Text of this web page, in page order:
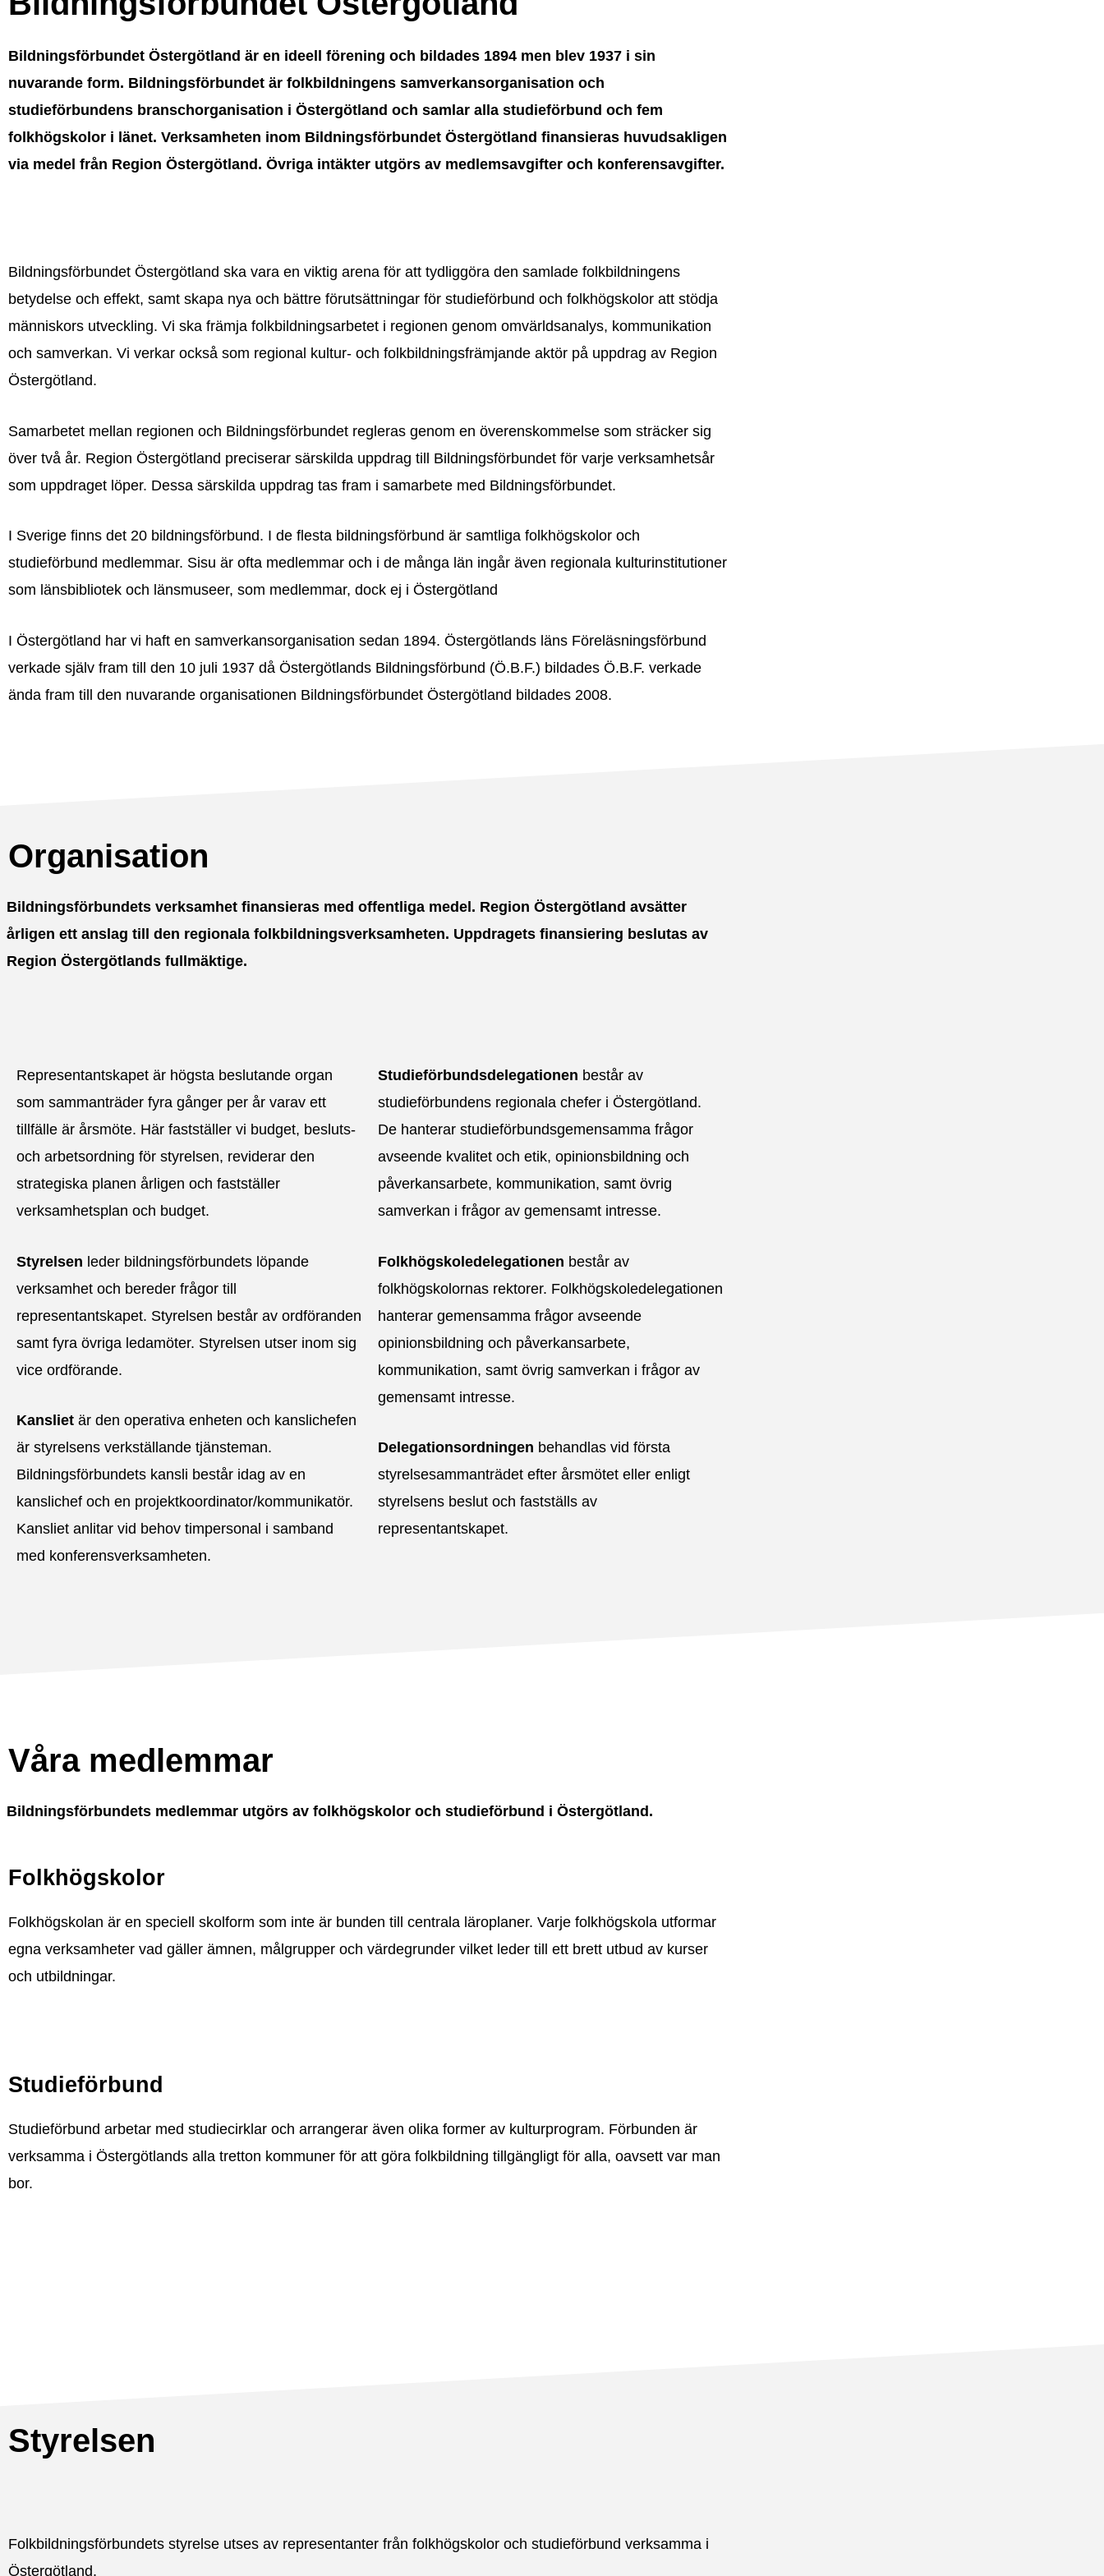
Bildningsförbundet Östergötland är en ideell förening och bildades 1894 men blev 1937 i sin
nuvarande form. Bildningsförbundet är folkbildningens samverkansorganisation och
studieförbundens branschorganisation i Östergötland och samlar alla studieförbund och fem
folkhögskolor i länet. Verksamheten inom Bildningsförbundet Östergötland finansieras huvudsakligen
via medel från Region Östergötland. Övriga intäkter utgörs av medlemsavgifter och konferensavgifter.
Bildningsförbundet Östergötland ska vara en viktig arena för att tydliggöra den samlade folkbildningens
betydelse och effekt, samt skapa nya och bättre förutsättningar för studieförbund och folkhögskolor att stödja
människors utveckling. Vi ska främja folkbildningsarbetet i regionen genom omvärldsanalys, kommunikation
och samverkan. Vi verkar också som regional kultur- och folkbildningsfrämjande aktör på uppdrag av Region
Östergötland.
Samarbetet mellan regionen och Bildningsförbundet regleras genom en överenskommelse som sträcker sig
över två år. Region Östergötland preciserar särskilda uppdrag till Bildningsförbundet för varje verksamhetsår
som uppdraget löper. Dessa särskilda uppdrag tas fram i samarbete med Bildningsförbundet.
I Sverige finns det 20 bildningsförbund. I de flesta bildningsförbund är samtliga folkhögskolor och
studieförbund medlemmar. Sisu är ofta medlemmar och i de många län ingår även regionala kulturinstitutioner
som länsbibliotek och länsmuseer, som medlemmar, dock ej i Östergötland
I Östergötland har vi haft en samverkansorganisation sedan 1894. Östergötlands läns Föreläsningsförbund
verkade själv fram till den 10 juli 1937 då Östergötlands Bildningsförbund (Ö.B.F.) bildades Ö.B.F. verkade
ända fram till den nuvarande organisationen Bildningsförbundet Östergötland bildades 2008.
Organisation
Bildningsförbundets verksamhet finansieras med offentliga medel. Region Östergötland avsätter
årligen ett anslag till den regionala folkbildningsverksamheten. Uppdragets finansiering beslutas av
Region Östergötlands fullmäktige.
Representantskapet är högsta beslutande organ
som sammanträder fyra gånger per år varav ett
tillfälle är årsmöte. Här fastställer vi budget, besluts-
och arbetsordning för styrelsen, reviderar den
strategiska planen årligen och fastställer
verksamhetsplan och budget.
Styrelsen leder bildningsförbundets löpande
verksamhet och bereder frågor till
representantskapet. Styrelsen består av ordföranden
samt fyra övriga ledamöter. Styrelsen utser inom sig
vice ordförande.
Kansliet är den operativa enheten och kanslichefen
är styrelsens verkställande tjänsteman.
Bildningsförbundets kansli består idag av en
kanslichef och en projektkoordinator/kommunikatör.
Kansliet anlitar vid behov timpersonal i samband
med konferensverksamheten.
Studieförbundsdelegationen består av
studieförbundens regionala chefer i Östergötland.
De hanterar studieförbundsgemensamma frågor
avseende kvalitet och etik, opinionsbildning och
påverkansarbete, kommunikation, samt övrig
samverkan i frågor av gemensamt intresse.
Folkhögskoledelegationen består av
folkhögskolornas rektorer. Folkhögskoledelegationen
hanterar gemensamma frågor avseende
opinionsbildning och påverkansarbete,
kommunikation, samt övrig samverkan i frågor av
gemensamt intresse.
Delegationsordningen behandlas vid första
styrelsesammanträdet efter årsmötet eller enligt
styrelsens beslut och fastställs av
representantskapet.
Våra medlemmar
Bildningsförbundets medlemmar utgörs av folkhögskolor och studieförbund i Östergötland.
Folkhögskolor
Folkhögskolan är en speciell skolform som inte är bunden till centrala läroplaner. Varje folkhögskola utformar
egna verksamheter vad gäller ämnen, målgrupper och värdegrunder vilket leder till ett brett utbud av kurser
och utbildningar.
Studieförbund
Studieförbund arbetar med studiecirklar och arrangerar även olika former av kulturprogram. Förbunden är
verksamma i Östergötlands alla tretton kommuner för att göra folkbildning tillgängligt för alla, oavsett var man
bor.
Styrelsen
Folkbildningsförbundets styrelse utses av representanter från folkhögskolor och studieförbund verksamma i
Östergötland.